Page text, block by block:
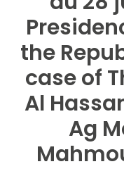
the
case of
Al
Ag